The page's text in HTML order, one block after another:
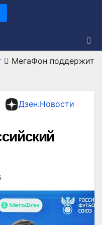
МегаФон поддержит
Дзен.Новости